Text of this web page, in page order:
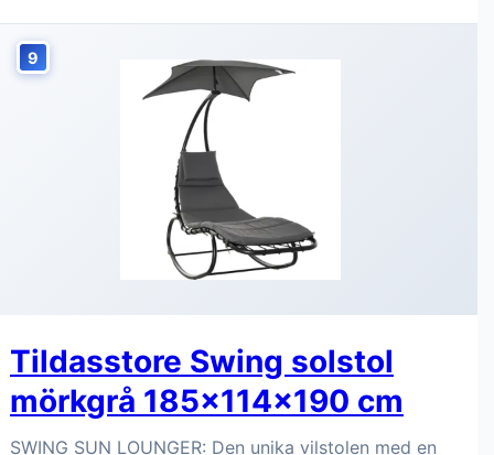
9
Tildasstore Swing solstol
mörkgrå 185x114x190 cm
SWING SUN LOUNGER: Den unika vilstolen med en